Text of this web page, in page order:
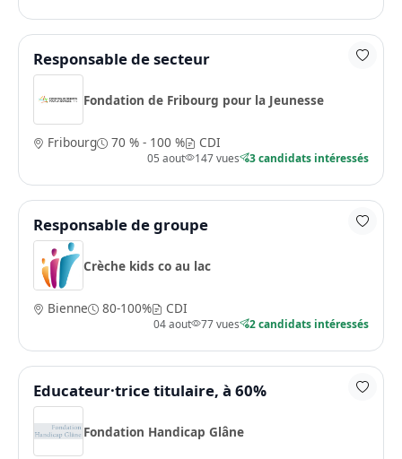
Responsable de secteur
Fondation de Fribourg pour la Jeunesse
Fribourg 70 % - 100 % CDI
05 aout 147 vues 3 candidats intéressés
Responsable de groupe
Crèche kids co au lac
Bienne 80-100% CDI
04 aout 77 vues 2 candidats intéressés
Educateur·trice titulaire, à 60%
Fondation Handicap Glâne